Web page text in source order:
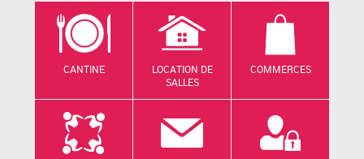
CANTINE
LOCATION DE
SALLES
COMMERCES